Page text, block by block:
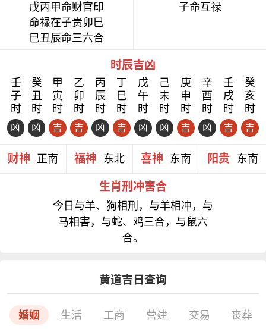
戊丙甲命财官印
命禄在子贵卯巳
巳丑辰命三六合
子命互禄
时辰吉凶
壬
子
时
凶
癸
丑
时
凶
甲
寅
时
吉
乙
卯
时
吉
丙
辰
时
凶
丁
巳
时
吉
戊
午
时
凶
己
未
时
凶
庚
申
时
吉
辛
酉
时
凶
壬
戌
时
吉
癸
亥
时
吉
财神 正南 福神 东北 喜神 东南 阳贵 东南
生肖刑冲害合
今日与羊、狗相刑，与羊相冲，与
马相害，与蛇、鸡三合，与鼠六
合。
黄道吉日查询
婚姻 生活 工商 营建 交易 丧葬